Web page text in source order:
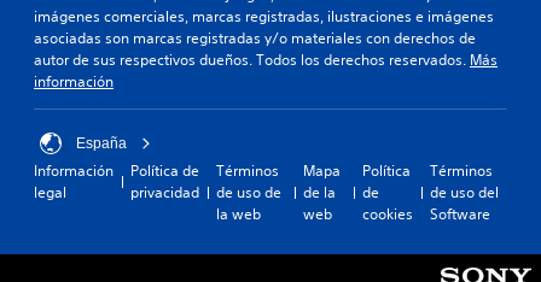
imágenes comerciales, marcas registradas, ilustraciones e imágenes
asociadas son marcas registradas y/o materiales con derechos de
autor de sus respectivos dueños. Todos los derechos reservados. Más
información
España
Información
legal
Política de
privacidad
Términos
de uso de
la web
Mapa
de la
web
Política
de
cookies
Términos
de uso del
Software